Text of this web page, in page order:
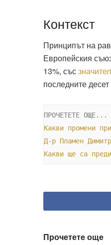
Контекст
Принципът на
Европейския
13%, със
последните
Какви промени
Д-р Пламен
Какви ще са
Прочетете още